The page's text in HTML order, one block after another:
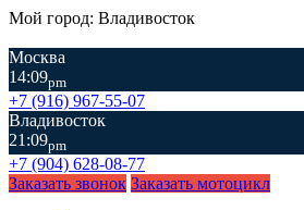
Мой город: Владивосток
Москва
14:09pm
+7 (916) 967-55-07
Владивосток
21:09pm
+7 (904) 628-08-77
Заказать звонок Заказать мотоцикл